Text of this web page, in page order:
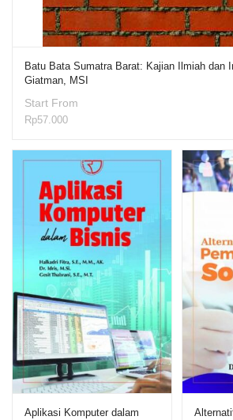
Batu Bata Sumatra Barat: Kajian Ilmiah dan
Giatman, MSI
Start From
Rp57.000
Aplikasi Komputer dalam